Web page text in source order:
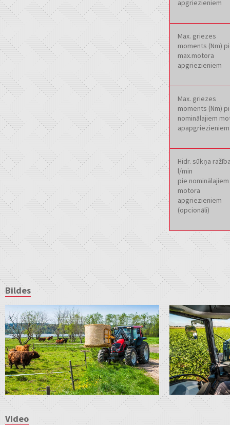
apgriezieniem
Max. griezes
moments (Nm)
max.motora
apgriezieniem
Max. griezes
moments (Nm)
nominālajiem
apapgriezieniem
Hidr. sūkņa
l/min
pie nominālajiem
motora
apgriezieniem
(opcionāli)
Bildes
Video